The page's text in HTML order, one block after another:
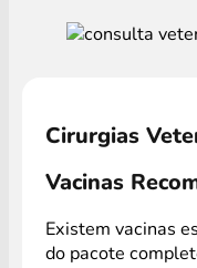
Cirurgias
Vacinas
Existem vacinas
do pacote